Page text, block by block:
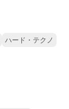
ハード・テクノ